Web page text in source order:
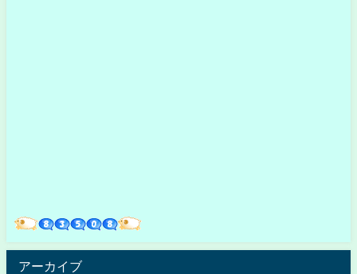
アーカイブ